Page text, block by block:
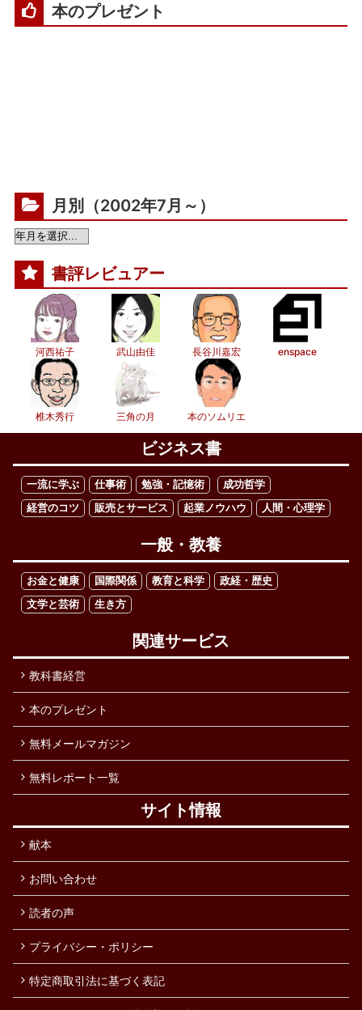
本のプレゼント
月別（2002年7月～）
書評レビュアー
河西祐子 武山由佳 長谷川嘉宏 enspace
椎木秀行 三角の月 本のソムリエ
ビジネス書
一流に学ぶ 仕事術 勉強・記憶術
成功哲学
経営のコツ
販売とサービス 起業ノウハウ 人間・心理学
一般・教養
お金と健康 国際関係 教育と科学
政経・歴史
文学と芸術
生き方
関連サービス
教科書経営
本のプレゼント
無料メールマガジン
無料レポート一覧
サイト情報
献本
お問い合わせ
読者の声
プライバシー・ポリシー
特定商取引法に基づく表記